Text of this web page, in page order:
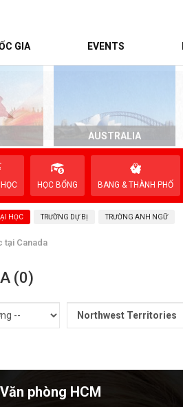
GIA EVENTS
AUSTRALIA
HỌC BỔNG BANG & THÀNH PHỐ
HỌC TRƯỜNG DỰ BỊ TRƯỜNG ANH NGỮ
tại Canada
(0)
Văn phòng HCM